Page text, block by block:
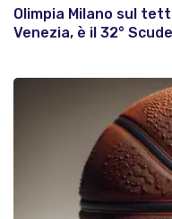
Olimpia Milano sul
Venezia, è il 32°